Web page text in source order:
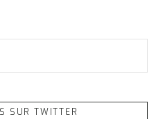
SUR TWITTER